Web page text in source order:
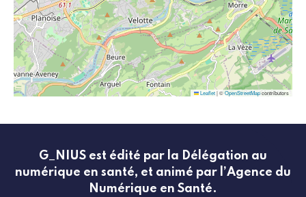
Leaflet|©OpenStreetMapcontributors
G_NIUS est édité par la Délégation au
numérique en santé, et animé par l’Agence du
Numérique en Santé.